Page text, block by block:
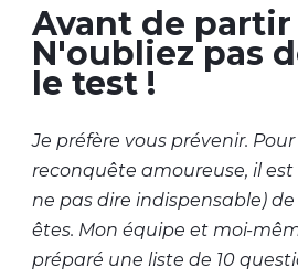
Avant de partir
N'oubliez pas
le test !
Je préfère vous prévenir.
reconquête amoureuse, il
ne pas dire indispensable)
êtes. Mon équipe et moi-
préparé une liste de 10